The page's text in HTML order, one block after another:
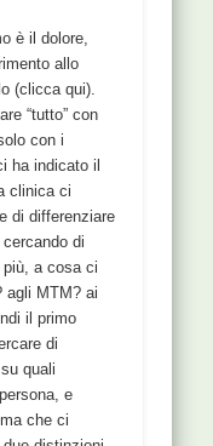
è il dolore,
allo
(clicca qui).
“tutto” con
con i
ha indicato il
clinica ci
di differenziare
di
più, a cosa ci
agli MTM? ai
il primo
di
quali
e
che ci